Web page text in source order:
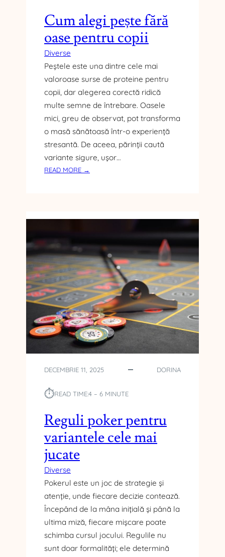
C
Ț
I
D
E
L
R
Ă
R
I
O
L
E
Cum alegi pește fără
oase pentru copii
Diverse
Peștele este una dintre cele mai
valoroase surse de proteine pentru
copii, dar alegerea corectă ridică
multe semne de întrebare. Oasele
mici, greu de observat, pot transforma
o masă sănătoasă într-o experiență
stresantă. De aceea, părinții caută
variante sigure, ușor…
READ MORE →
G
I
P
E
Ș
T
E
F
Ă
R
O
S
E
N
T
P
I
DECEMBRIE 11, 2025 DORINA
⏱︎READ TIME:4 – 6 MINUTE
Reguli poker pentru
variantele cele mai
jucate
Diverse
Pokerul este un joc de strategie și
atenție, unde fiecare decizie contează.
Începând de la mâna inițială și până la
ultima miză, fiecare mișcare poate
schimba cursul jocului. Regulile nu
sunt doar formalități; ele determină